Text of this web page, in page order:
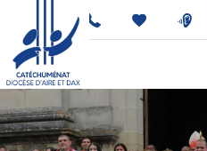
Panneau de gestion des cookies